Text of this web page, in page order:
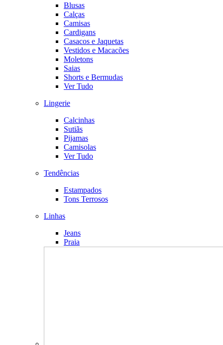
Blusas
Calças
Camisas
Cardigans
Casacos e Jaquetas
Vestidos e Macacões
Moletons
Saias
Shorts e Bermudas
Ver Tudo
Lingerie
Calcinhas
Sutiãs
Pijamas
Camisolas
Ver Tudo
Tendências
Estampados
Tons Terrosos
Linhas
Jeans
Praia